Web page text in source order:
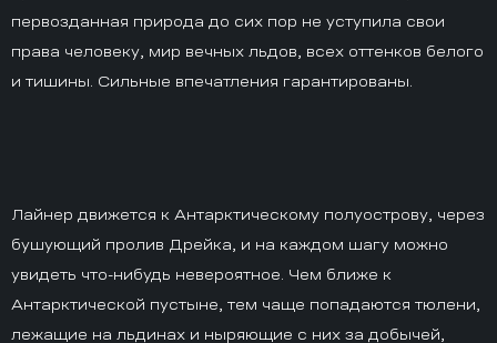
первозданная природа до сих пор не уступила свои
права человеку, мир вечных льдов, всех оттенков белого
и тишины. Сильные впечатления гарантированы.
Лайнер движется к Антарктическому полуострову, через
бушующий пролив Дрейка, и на каждом шагу можно
увидеть что-нибудь невероятное. Чем ближе к
Антарктической пустыне, тем чаще попадаются тюлени,
лежащие на льдинах и ныряющие с них за добычей,